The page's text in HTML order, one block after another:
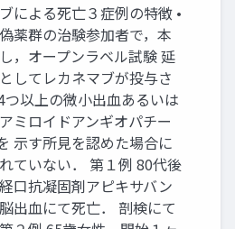
による死亡３症例の特徴 •
薬群の治験参加者で，本
，オープンラベル試験 延
してレカネマブが投与さ
つ以上の微小出血あるいは
ミロイドアンギオパチー
を 示す所見を認めた場合に
ていない． 第１例 80代後
口抗凝固剤アピキサバン
出血にて死亡． 剖検にて